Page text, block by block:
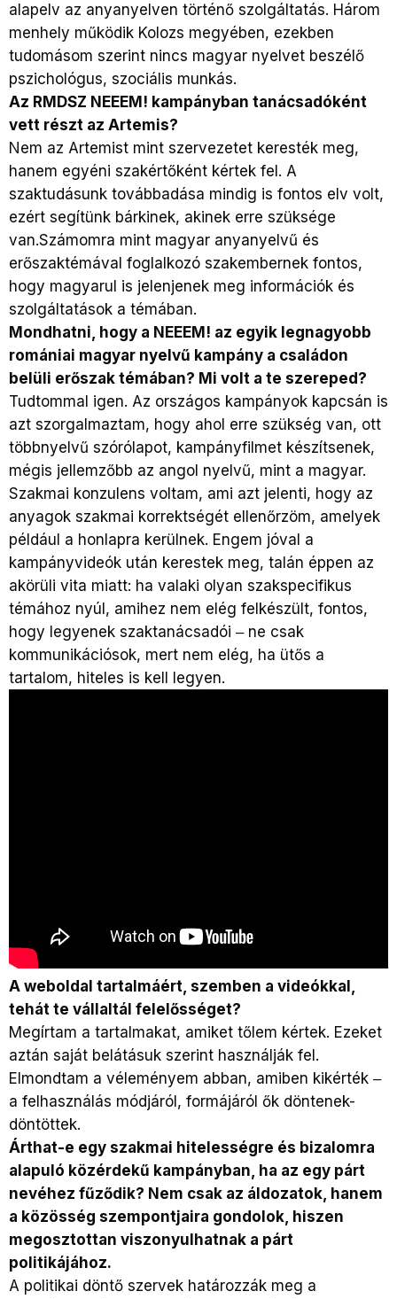
alapelv az anyanyelven történő szolgáltatás. Három
menhely működik Kolozs megyében, ezekben
tudomásom szerint nincs magyar nyelvet beszélő
pszichológus, szociális munkás.
Az RMDSZ NEEEM! kampányban tanácsadóként
vett részt az Artemis?
Nem az Artemist mint szervezetet keresték meg,
hanem egyéni szakértőként kértek fel. A
szaktudásunk továbbadása mindig is fontos elv volt,
ezért segítünk bárkinek, akinek erre szüksége
van.Számomra mint magyar anyanyelvű és
erőszaktémával foglalkozó szakembernek fontos,
hogy magyarul is jelenjenek meg információk és
szolgáltatások a témában.
Mondhatni, hogy a NEEEM! az egyik legnagyobb
romániai magyar nyelvű kampány a családon
belüli erőszak témában? Mi volt a te szereped?
Tudtommal igen. Az országos kampányok kapcsán is
azt szorgalmaztam, hogy ahol erre szükség van, ott
többnyelvű szórólapot, kampányfilmet készítsenek,
mégis jellemzőbb az angol nyelvű, mint a magyar.
Szakmai konzulens voltam, ami azt jelenti, hogy az
anyagok szakmai korrektségét ellenőrzöm, amelyek
például a honlapra kerülnek. Engem jóval a
kampányvideók után kerestek meg, talán éppen az
akörüli vita miatt: ha valaki olyan szakspecifikus
témához nyúl, amihez nem elég felkészült, fontos,
hogy legyenek szaktanácsadói ‒ ne csak
kommunikációsok, mert nem elég, ha ütős a
tartalom, hiteles is kell legyen.
A weboldal tartalmáért, szemben a videókkal,
tehát te vállaltál felelősséget?
Megírtam a tartalmakat, amiket tőlem kértek. Ezeket
aztán saját belátásuk szerint használják fel.
Elmondtam a véleményem abban, amiben kikérték ‒
a felhasználás módjáról, formájáról ők döntenek-
döntöttek.
Árthat-e egy szakmai hitelességre és bizalomra
alapuló közérdekű kampányban, ha az egy párt
nevéhez fűződik? Nem csak az áldozatok, hanem
a közösség szempontjaira gondolok, hiszen
megosztottan viszonyulhatnak a párt
politikájához.
A politikai döntő szervek határozzák meg a